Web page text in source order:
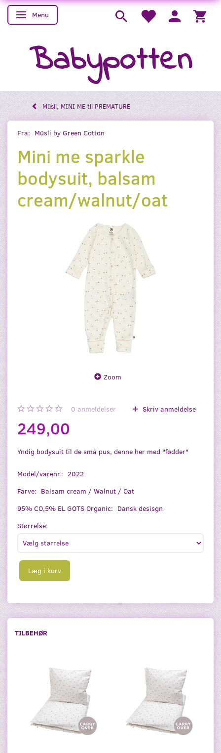
Skifte navigation
Menu
Babypotten
Müsli, MINI ME til PREMATURE
Fra: Müsli by Green Cotton
Mini me sparkle
bodysuit, balsam
cream/walnut/oat
Zoom
0 anmeldelser Skriv anmeldelse
249,00
Yndig bodysuit til de små pus, denne her med "fødder"
Model/varenr.: 2022
Farve: Balsam cream / Walnut / Oat
95% CO,5% EL GOTS Organic: Dansk desisgn
Størrelse:
Læg i kurv
TILBEHØR